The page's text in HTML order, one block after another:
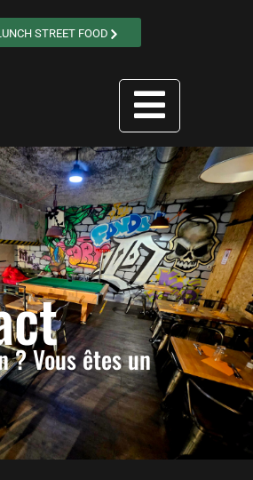
STREET FOOD
? Vous êtes un